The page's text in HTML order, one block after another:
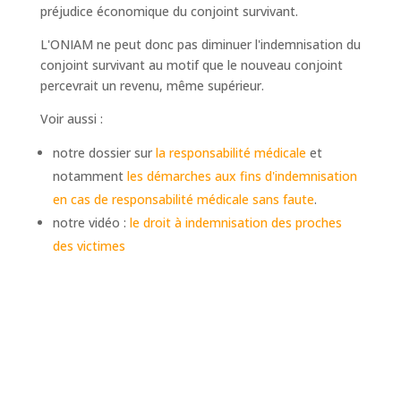
préjudice économique du conjoint survivant.
L'ONIAM ne peut donc pas diminuer l'indemnisation du
conjoint survivant au motif que le nouveau conjoint
percevrait un revenu, même supérieur.
Voir aussi :
notre dossier sur la responsabilité médicaleet
notamment les démarches aux fins d'indemnisation
en cas de responsabilité médicale sans faute.
notre vidéo : le droit à indemnisation des proches
des victimes